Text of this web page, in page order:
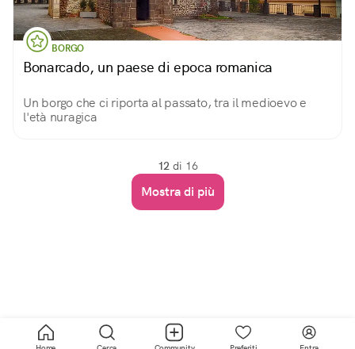
BORGO
Bonarcado, un paese di epoca romanica
Un borgo che ci riporta al passato, tra il medioevo e
l'età nuragica
12 di 16
Mostra di più